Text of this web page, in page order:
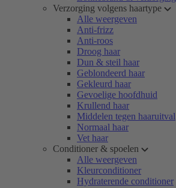
Verzorging volgens haartype
Alle weergeven
Anti-frizz
Anti-roos
Droog haar
Dun & steil haar
Geblondeerd haar
Gekleurd haar
Gevoelige hoofdhuid
Krullend haar
Middelen tegen haaruitval
Normaal haar
Vet haar
Conditioner & spoelen
Alle weergeven
Kleurconditioner
Hydraterende conditioner